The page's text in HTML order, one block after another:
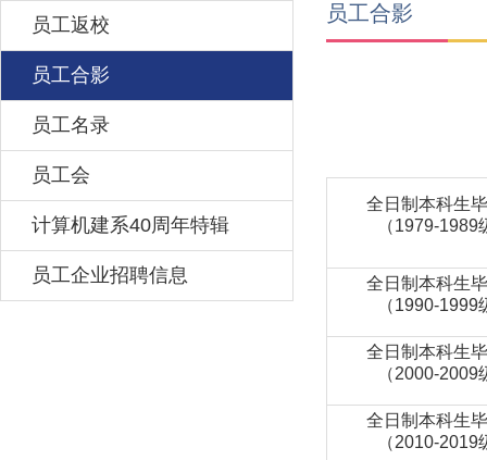
员工返校
员工合影
员工名录
员工会
计算机建系40周年特辑
员工企业招聘信息
员工合影
全日制本科生
（1979-1989
全日制本科生
（1990-1999
全日制本科生
（2000-2009
全日制本科生
（2010-2019